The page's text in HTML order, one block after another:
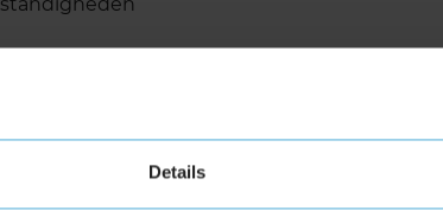
Details